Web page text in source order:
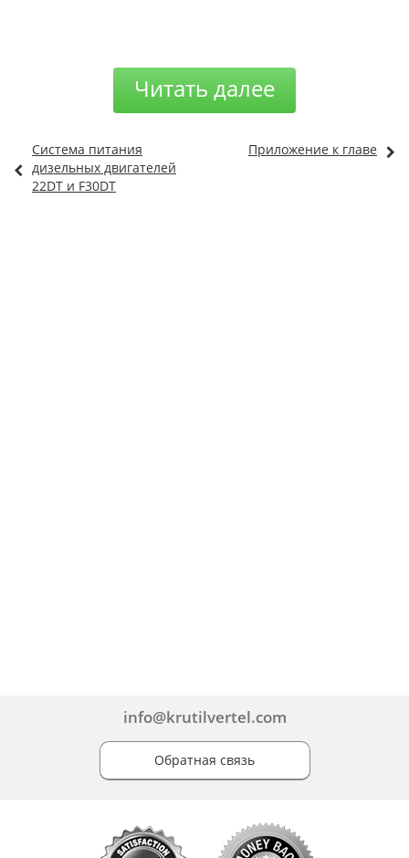
Читать далее
Система питания
дизельных двигателей
22DT и F30DT
Приложение к главе
info@krutilvertel.com
Обратная связь